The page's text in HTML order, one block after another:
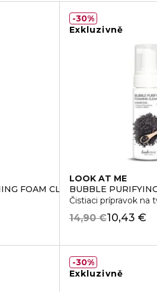
FOAM CLEANSING
Exkluzivně
LOOK AT ME
BUBBLE
Čistiaci prípravok na
10,43 €
14,90 €
30%
Exkluzivně
30%